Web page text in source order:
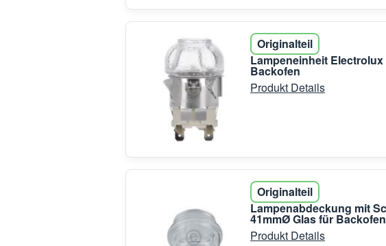
Originalteil
Lampeneinheit
Backofen
Produkt Details
Originalteil
Lampenabdeckung mit
41mmØ Glas für Backofen
Produkt Details